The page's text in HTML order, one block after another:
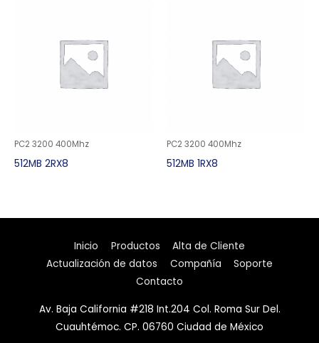
PC2 3200 400Mhz
512MB 2RX8
PC2 3200 400Mhz
512MB 1RX8
Inicio Productos
Alta de Cliente
Actualización de datos
Compañía
Soporte
Contacto
Av. Baja California #218 Int.204 Col. Roma Sur Del.
Cuauhtémoc. CP. 06760 Ciudad de México